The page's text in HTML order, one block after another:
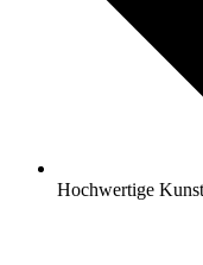
Hochwertige